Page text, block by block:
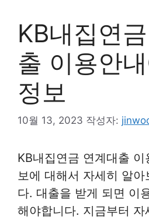
KB내집연
출 이용안
정보
10월 13, 2023 작성자:
KB내집연금 연계대출 이
보에 대해서 자세히 알아
다. 대출을 받게 되면 이
해야합니다. 지금부터 자